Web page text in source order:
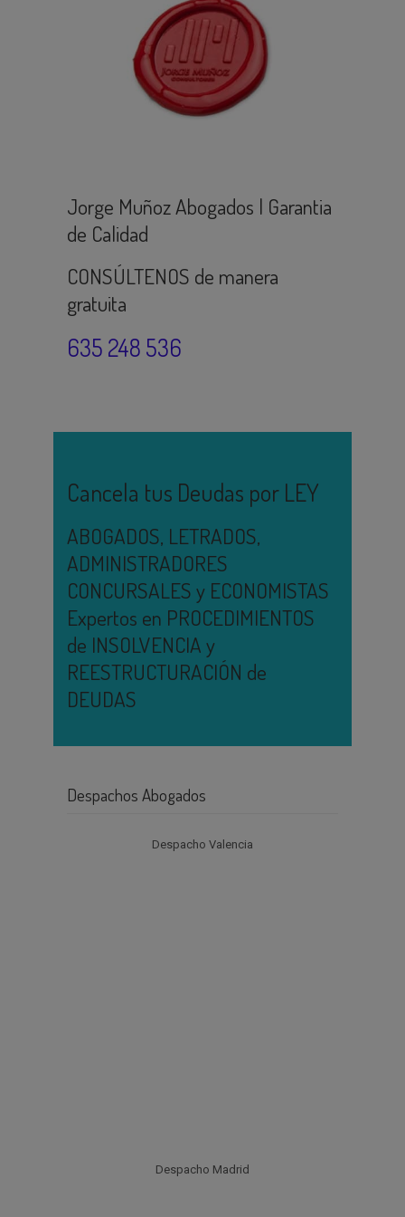
Jorge Muñoz Abogados | Garantia
de Calidad
CONSÚLTENOS de manera
gratuita
635 248 536
Cancela tus Deudas por LEY
ABOGADOS, LETRADOS,
ADMINISTRADORES
CONCURSALES y ECONOMISTAS
Expertos en PROCEDIMIENTOS
de INSOLVENCIA y
REESTRUCTURACIÓN de
DEUDAS
Despachos Abogados
Despacho Valencia
Despacho Madrid